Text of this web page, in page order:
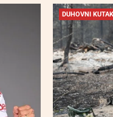
DUHOVNI KUTAK